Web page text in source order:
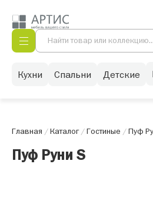
Кухни Спальни Детские
Главная /Каталог/Гостиные /Пуф
Пуф Руни S